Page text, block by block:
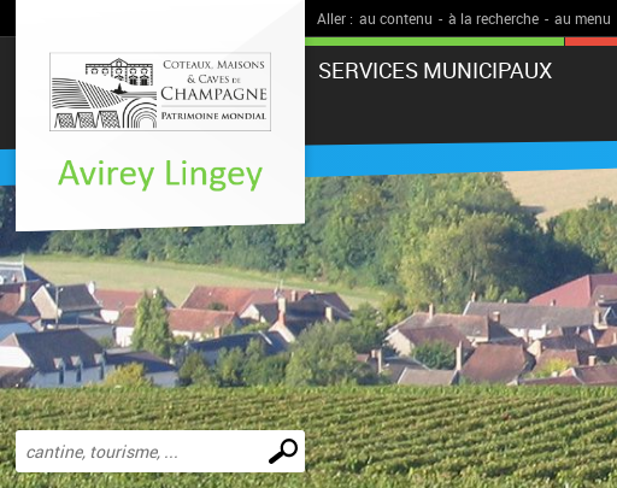
Aller : au contenu - à la recherche - au menu
SERVICES MUNICIPAUX
Effectuer
une